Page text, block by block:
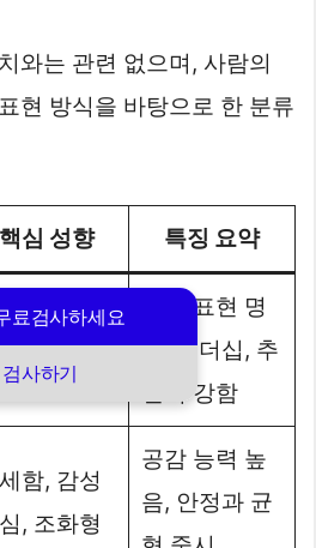
료검사하세요
사하기
와는 관련 없으며, 사람의
현 방식을 바탕으로 한 분류
핵심 성향 특징 요약
적, 주도
확신형
감정 표현 명
확, 리더십, 추
진력 강함
함, 감성
, 조화형
공감 능력 높
음, 안정과 균